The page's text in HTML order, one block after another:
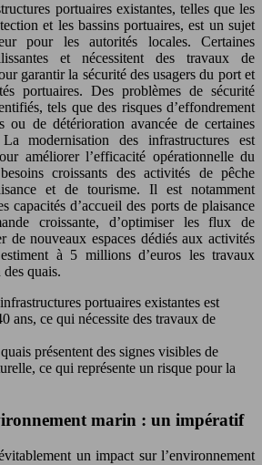
portuaires existantes, telles que les
et les bassins portuaires, est un sujet
pour les autorités locales. Certaines
et nécessitent des travaux de
garantir la sécurité des usagers du port et
portuaires. Des problèmes de sécurité
tels que des risques d’effondrement
ou de détérioration avancée de certaines
modernisation des infrastructures est
améliorer l’efficacité opérationnelle du
croissants des activités de pêche
et de tourisme. Il est notamment
capacités d’accueil des ports de plaisance
croissante, d’optimiser les flux de
de nouveaux espaces dédiés aux activités
à 5 millions d’euros les travaux
quais.
portuaires existantes est
ans, ce qui nécessite des travaux de
présentent des signes visibles de
ce qui représente un risque pour la
marin : un impératif
un impact sur l’environnement